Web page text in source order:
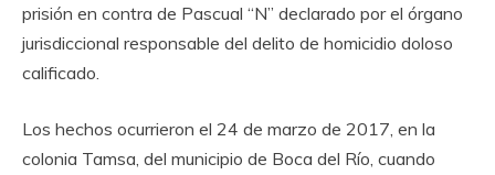
prisión en contra de Pascual “N” declarado por el órgano
jurisdiccional responsable del delito de homicidio doloso
calificado.
Los hechos ocurrieron el 24 de marzo de 2017, en la
colonia Tamsa, del municipio de Boca del Río, cuando